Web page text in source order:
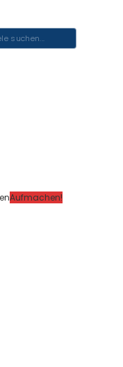
Aufmachen!